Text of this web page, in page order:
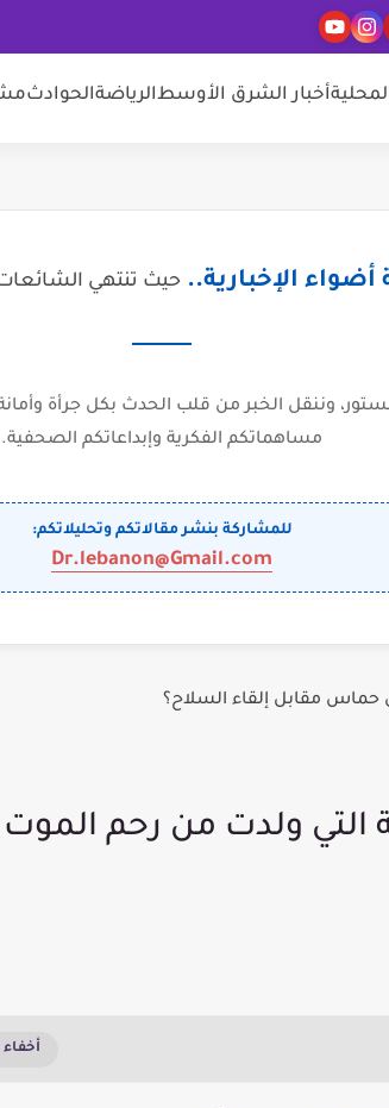
أخبار الشرق الأوسطالرياضةالحوادث
الإخبارية.. حيث تنتهي الشائعات
وننقل الخبر من قلب الحدث بكل جرأة
مساهماتكم الفكرية وإبداعاتكم الصحفية.
للمشاركة بنشر مقالاتكم وتحليلاتكم:
Dr.lebanon@Gmail.com
حماس مقابل إلقاء السلاح؟
ولدت من رحم الموت